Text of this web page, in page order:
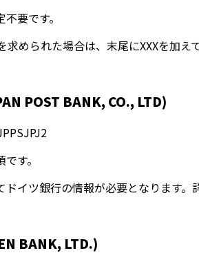
要です。
求められた場合は、末尾にXXXを加え
POST BANK, CO., LTD)
す。
ドイツ銀行の情報が必要となります
BANK, LTD.)